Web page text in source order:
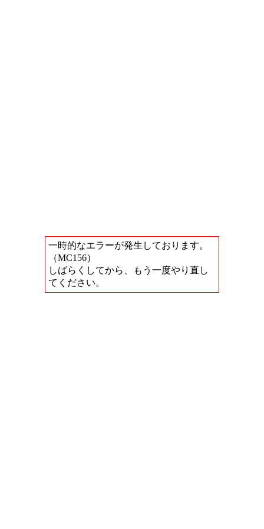
一時的なエラーが発生しております。
（MC156）
しばらくしてから、もう一度やり直し
てください。